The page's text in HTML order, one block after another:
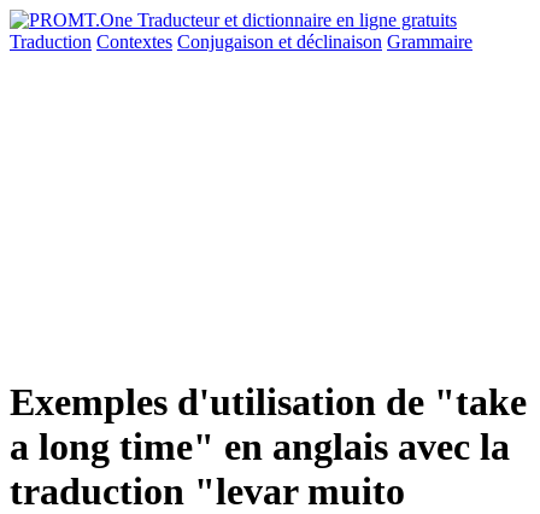
Traduction Contextes Conjugaison et déclinaison Grammaire
Exemples d'utilisation de "take
a long time" en anglais avec la
traduction "levar muito